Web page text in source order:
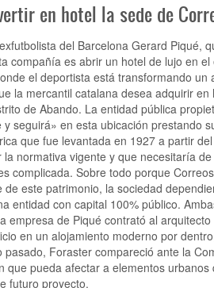
en hotel la sede de
del Barcelona Gerard Piqué,
compañía es abrir un hotel de lujo en
el deportista está transformando un
la mercantil catalana desea adquirir
de Abando. La entidad pública
seguirá» en esta ubicación prestando
que fue levantada en 1927 a partir
normativa vigente y que necesitaría
complicada. Sobre todo porque
este patrimonio, la sociedad
entidad con capital 100% público.
empresa de Piqué contrató al
en un alojamiento moderno por
Foraster compareció ante la
que pueda afectar a elementos
futuro proyecto.